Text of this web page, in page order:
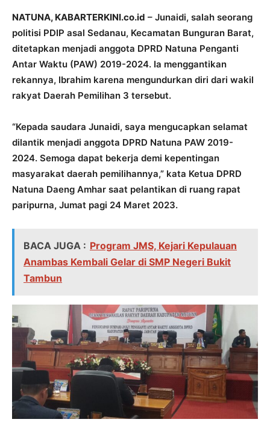
NATUNA, KABARTERKINI.co.id – Junaidi, salah seorang
politisi PDIP asal Sedanau, Kecamatan Bunguran Barat,
ditetapkan menjadi anggota DPRD Natuna Penganti
Antar Waktu (PAW) 2019-2024. Ia menggantikan
rekannya, Ibrahim karena mengundurkan diri dari wakil
rakyat Daerah Pemilihan 3 tersebut.
“Kepada saudara Junaidi, saya mengucapkan selamat
dilantik menjadi anggota DPRD Natuna PAW 2019-
2024. Semoga dapat bekerja demi kepentingan
masyarakat daerah pemilihannya,” kata Ketua DPRD
Natuna Daeng Amhar saat pelantikan di ruang rapat
paripurna, Jumat pagi 24 Maret 2023.
BACA JUGA : Program JMS, Kejari Kepulauan
Anambas Kembali Gelar di SMP Negeri Bukit
Tambun